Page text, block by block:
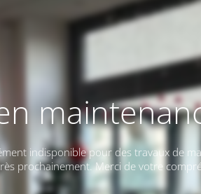
indisponible pour des travaux de
prochainement. Merci de votre